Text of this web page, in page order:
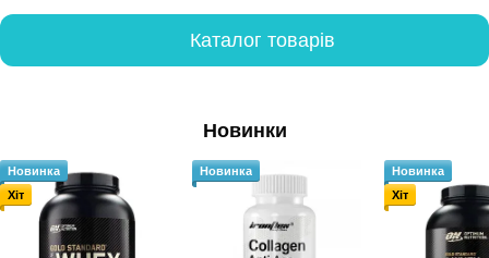
Каталог товарів
Новинки
Новинка
Хіт
Новинка
Новинка
Хіт